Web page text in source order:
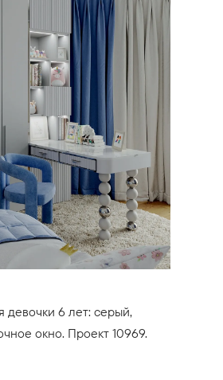
девочки 6 лет: серый,
окно. Проект 10969.